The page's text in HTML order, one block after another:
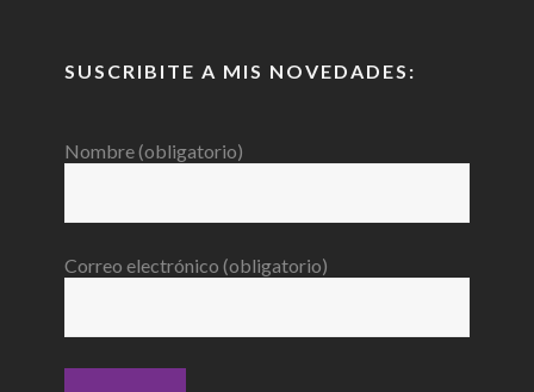
SUSCRIBITE A MIS NOVEDADES:
Nombre (obligatorio)
Correo electrónico (obligatorio)